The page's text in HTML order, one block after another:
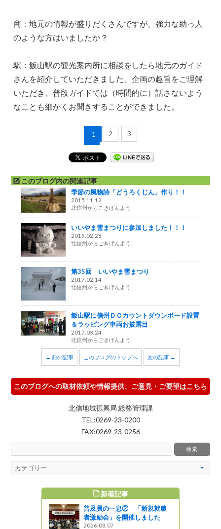
商：地元の情報が盛りだくさんですが、強力な助っ人
のような方はいましたか？
駅：飯山駅の観光案内所に相談をしたら地元のガイド
さんを紹介していただきました。企画の趣旨をご理解
いただき、普段ガイドでは（時間的に）話さないよう
なことも細かくお聞きすることができました。
1 2 3
このブログ内の関連記事
季節の風物詩「どうろくじん」作り！！
2015.11.12
北信州からごきげんよう
いいやま雪まつりに参加しました！！！
2019.02.28
北信州からごきげんよう
第35回 いいやま雪まつり
2017.02.14
北信州からごきげんよう
飯山駅に信州ＤＣカウントダウンボード設置
＆ラッピング車両お披露目
2017.03.24
北信州からごきげんよう
← 前の記事 このブログのトップへ 次の記事 →
このブログへの取材依頼や情報提供、ご意見・ご要望はこちら
北信地域振興局 総務管理課
TEL:0269-23-0200
FAX:0269-23-0256
新着記事
普及員の一息② 「新規就農
者激励会」を開催しました
2026.08.07